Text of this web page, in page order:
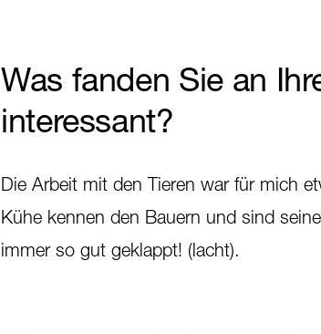
Was fanden Sie an
interessant?
Die Arbeit mit den Tieren war für mich
Kühe kennen den Bauern und sind
immer so gut geklappt! (lacht).